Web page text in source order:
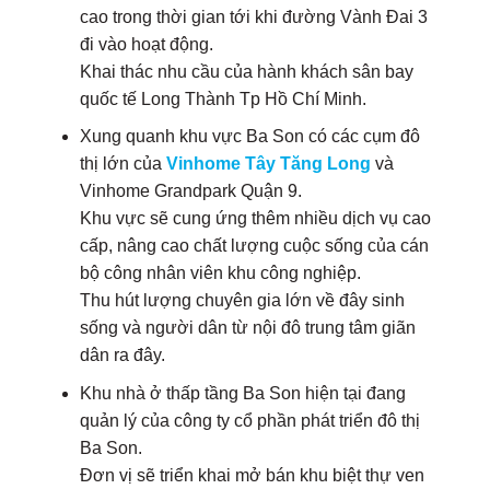
cao trong thời gian tới khi đường Vành Đai 3
đi vào hoạt động.
Khai thác nhu cầu của hành khách sân bay
quốc tế Long Thành Tp Hồ Chí Minh.
Xung quanh khu vực Ba Son có các cụm đô
thị lớn của Vinhome Tây Tăng Long và
Vinhome Grandpark Quận 9.
Khu vực sẽ cung ứng thêm nhiều dịch vụ cao
cấp, nâng cao chất lượng cuộc sống của cán
bộ công nhân viên khu công nghiệp.
Thu hút lượng chuyên gia lớn về đây sinh
sống và người dân từ nội đô trung tâm giãn
dân ra đây.
Khu nhà ở thấp tầng Ba Son hiện tại đang
quản lý của công ty cổ phần phát triển đô thị
Ba Son.
Đơn vị sẽ triển khai mở bán khu biệt thự ven